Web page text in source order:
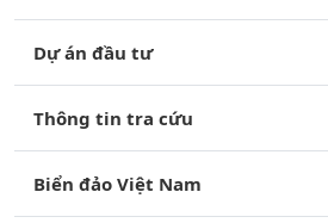
Dự án đầu tư
Thông tin tra cứu
Biển đảo Việt Nam